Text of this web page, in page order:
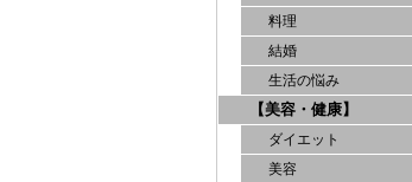
料理
結婚
生活の悩み
【美容・健康】
ダイエット
美容